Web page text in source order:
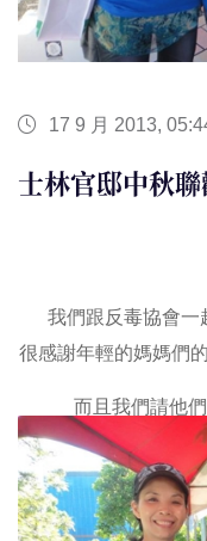
17 9 月 2013,
士林官邸中秋
我們跟反毒協會
很感謝年輕的媽媽們
而且我們請他